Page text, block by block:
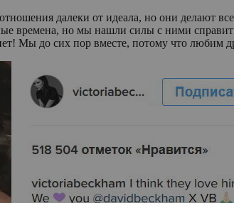
далеки от идеала, но они делают
времена, но мы нашли силы с ними
Мы до сих пор вместе, потому что любим